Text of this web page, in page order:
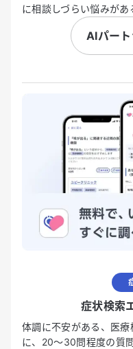
に相談しづらい悩みが
AIパー
症状検索
体調に不安がある、医
に、20〜30問程度の質